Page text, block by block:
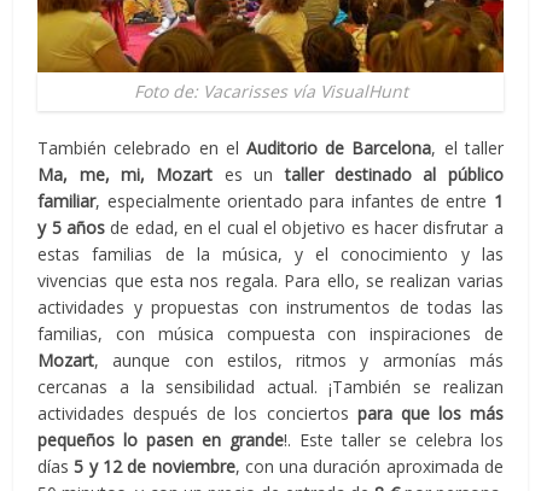
Foto de: Vacarisses vía VisualHunt
También celebrado en el Auditorio de Barcelona, el taller
Ma, me, mi, Mozart es untaller destinado al público
familiar, especialmente orientado para infantes de entre 1
y 5 añosde edad, en el cual el objetivo es hacer disfrutar a
estas familias de la música, y el conocimiento y las
vivencias que esta nos regala. Para ello, se realizan varias
actividades y propuestas con instrumentos de todas las
familias, con música compuesta con inspiraciones de
Mozart, aunque con estilos, ritmos y armonías más
cercanas a la sensibilidad actual. ¡También se realizan
actividades después de los conciertos para que los más
pequeños lo pasen en grande!. Este taller se celebra los
días5 y 12 de noviembre, con una duración aproximada de